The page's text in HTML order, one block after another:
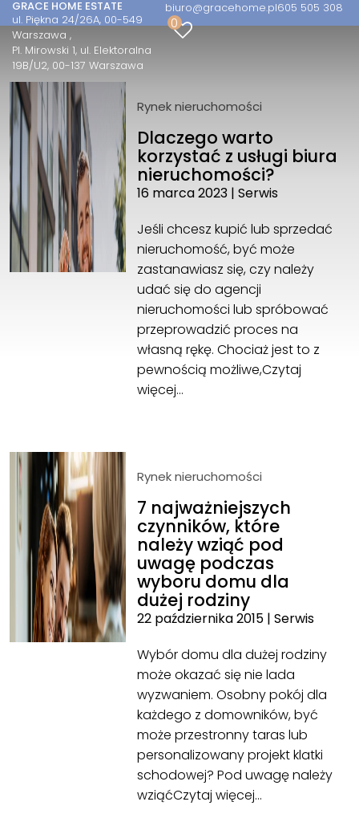
GRACE HOME ESTATE
ul. Piękna 24/26A, 00-549
Warszawa
Pl. Mirowski 1, ul. Elektoralna
19B/U2, 00-137 Warszawa
biuro@gracehome.pl605 505 308
0
GRACE HOME ESTATE Sp. z o.o.
ul. Piękna 24/26A, 00-549 Warszawa
Pl. Mirowski 1, ul. Elektoralna 19B/U2, 00-137
Warszawa
605 505 308
biuro@gracehome.pl
Rynek nieruchomości
Dlaczego warto
korzystać z usługi biura
nieruchomości?
16 marca 2023| Serwis
Jeśli chcesz kupić lub sprzedać
nieruchomość, być może
zastanawiasz się, czy należy
udać się do agencji
nieruchomości lub spróbować
przeprowadzić proces na
własną rękę. Chociaż jest to z
pewnością możliwe,Czytaj
więcej…
Rynek nieruchomości
7 najważniejszych
czynników, które
należy wziąć pod
uwagę podczas
wyboru domu dla
dużej rodziny
22 października 2015 |Serwis
Wybór domu dla dużej rodziny
może okazać się nie lada
wyzwaniem. Osobny pokój dla
każdego z domowników, być
może przestronny taras lub
personalizowany projekt klatki
schodowej? Pod uwagę należy
wziąćCzytaj więcej…